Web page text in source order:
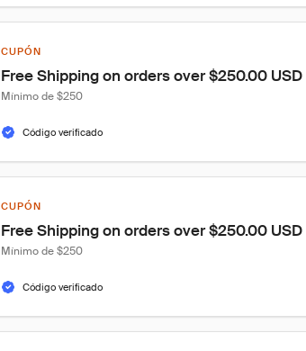
CUPÓN
Free Shipping on orders over $250.00 USD
Mínimo de $250
Código verificado
CUPÓN
Free Shipping on orders over $250.00 USD
Mínimo de $250
Código verificado